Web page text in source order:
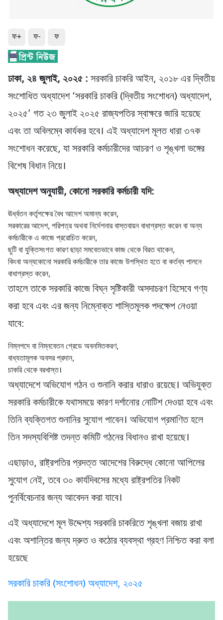
ফ+ ফ- ফ
ঢাকা, ২৪ জুলাই, ২০২৫ :সরকারি চাকরি আইন, ২০১৮ এর দ্বিতীয়
সংশোধিত অধ্যাদেশ ‘সরকারি চাকরি (দ্বিতীয় সংশোধন) অধ্যাদেশ,
২০২৫’ গত ২৩ জুলাই ২০২৫ রাজ্যপতির স্বাক্ষরে জারি হয়েছে
এবং তা অবিলম্বে কার্যকর হবে। এই অধ্যাদেশ মূলত ধারা ৩৭ক
সংশোধন করেছে, যা সরকারি কর্মচারীদের আচরণ ও শৃঙ্খলা ভঙ্গের
বিশেষ বিধান নিয়ে।
অধ্যাদেশ অনুযায়ী, কোনো সরকারি কর্মচারী যদি:
ঊর্ধ্বতন কর্তৃপক্ষের বৈধ আদেশ অমান্য করেন,
সরকারের আদেশ, পরিপত্র অথবা নির্দেশনার বাস্তবায়ন বাধাগ্রস্ত করেন বা অন্য
কর্মচারীকে এ কাজে প্ররোচিত করেন,
ছুটি বা যুক্তিসংগত কারণ ছাড়া সমবেতভাবে কাজ থেকে বিরত থাকেন,
কিংবা অন্যকোনো সরকারি কর্মচারীকে তার কাজে উপস্থিত হতে বা কর্তব্য পালনে
বাধাগ্রস্ত করেন,
তাহলে তাকে সরকারি কাজে বিঘ্ন সৃষ্টিকারী অসদাচরণ হিসেবে গণ্য
করা হবে এবং এর জন্য নিম্নোক্ত শাস্তিমূলক পদক্ষেপ নেওয়া
যাবে:
নিম্নপদে বা নিম্নবেতন গ্রেডে অবনমিতকরণ,
বাধ্যতামূলক অবসর প্রদান,
চাকরি থেকে বরখাস্ত।
অধ্যাদেশে অভিযোগ গঠন ও শুনানি করার ধারাও রয়েছে। অভিযুক্ত
সরকারি কর্মচারীকে যথাসময়ে কারণ দর্শানোর নোটিশ দেওয়া হবে এবং
তিনি ব্যক্তিগত শুনানির সুযোগ পাবেন। অভিযোগ প্রমাণিত হলে
তিন সদস্যবিশিষ্ট তদন্ত কমিটি গঠনের বিধানও রাখা হয়েছে।
এছাড়াও, রাষ্ট্রপতির প্রদত্ত আদেশের বিরুদ্ধে কোনো আপিলের
সুযোগ নেই, তবে ৩০ কার্যদিবসের মধ্যে রাষ্ট্রপতির নিকট
পুনর্বিবেচনার জন্য আবেদন করা যাবে।
এই অধ্যাদেশে মূল উদ্দেশ্য সরকারি চাকরিতে শৃঙ্খলা বজায় রাখা
এবং অশান্তির জন্য দ্রুত ও কঠোর ব্যবস্থা গ্রহণ নিশ্চিত করা বলা
হয়েছে
সরকারি চাকরি (সংশোধন) অধ্যাদেশ, ২০২৫